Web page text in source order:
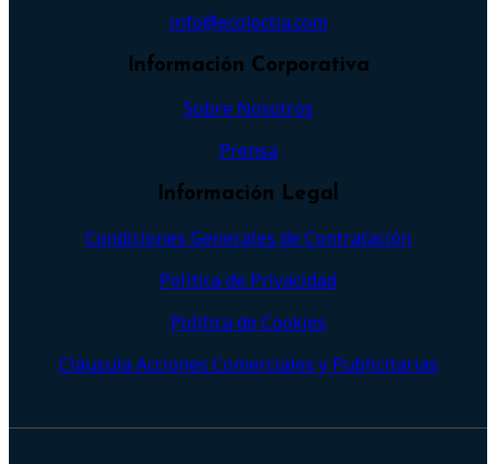
info@ecolectia.com
Información Corporativa
Sobre Nosotros
Prensa
Información Legal
Condiciones Generales de Contratación
Política de Privacidad
Política de Cookies
Cláusula Acciones Comerciales y Publicitarias